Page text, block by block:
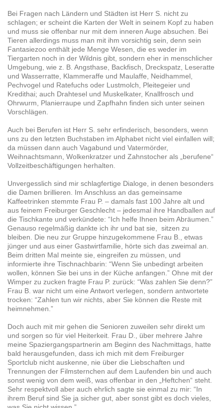
Bei Fragen nach Ländern und Städten ist Herr S. nicht zu
schlagen; er scheint die Karten der Welt in seinem Kopf zu haben
und muss sie offenbar nur mit dem inneren Auge absuchen. Bei
Tieren allerdings muss man mit ihm vorsichtig sein, denn sein
Fantasiezoo enthält jede Menge Wesen, die es weder im
Tiergarten noch in der Wildnis gibt, sondern eher in menschlicher
Umgebung, wie z. B. Angsthase, Backfisch, Dreckspatz, Leseratte
und Wasserratte, Klammeraffe und Maulaffe, Neidhammel,
Pechvogel und Ratefuchs oder Lustmolch, Pleitegeier und
Kredithai; auch Drahtesel und Muskelkater, Knallfrosch und
Ohrwurm, Planierraupe und Zapfhahn finden sich unter seinen
Vorschlägen.
Auch bei Berufen ist Herr S. sehr erfinderisch, besonders, wenn
uns zu den letzten Buchstaben im Alphabet nicht viel einfallen will;
da müssen dann auch Vagabund und Vatermörder,
Weihnachtsmann, Wolkenkratzer und Zahnstocher als „berufene“
Vollzeitbeschäftigungen herhalten.
Unvergesslich sind mir schlagfertige Dialoge, in denen besonders
die Damen brillieren. Im Anschluss an das gemeinsame
Kaffeetrinken stemmte Frau P. – damals fast 100 Jahre alt und
aus feinem Freiburger Geschlecht – jedesmal ihre Handballen auf
die Tischkante und verkündete: “Ich helfe Ihnen beim Abräumen.”
Genauso regelmäßig dankte ich ihr und bat sie, sitzen zu
bleiben. Die neu zur Gruppe hinzugekommene Frau B., etwas
jünger und aus einer Gastwirtfamilie, hörte sich das zweimal an.
Beim dritten Mal meinte sie, eingreifen zu müssen, und
informierte ihre Tischnachbarin: “Wenn Sie unbedingt arbeiten
wollen, können Sie bei uns in der Küche anfangen.” Ohne mit der
Wimper zu zucken fragte Frau P. zurück: “Was zahlen Sie denn?”
Frau B. war nicht um eine Antwort verlegen, sondern antwortete
trocken: “Zahlen tun wir nichts, aber Sie können die Reste mit
heimnehmen.”
Doch auch mit mir gehen die Senioren zuweilen sehr direkt um
und sorgen so für viel Heiterkeit. Frau D., über mehrere Jahre
meine Spaziergangspartnerin am Beginn des Nachmittags, hatte
bald herausgefunden, dass ich mich mit dem Freiburger
Sportclub nicht auskenne, nie über die Liebschaften und
Trennungen der Filmsternchen auf dem Laufenden bin und auch
sonst wenig von dem weiß, was offenbar in den „Heftchen“ steht.
Sehr respektvoll aber auch ehrlich sagte sie einmal zu mir: “In
ihrem Beruf sind Sie ja sicher gut, aber sonst gibt es doch vieles,